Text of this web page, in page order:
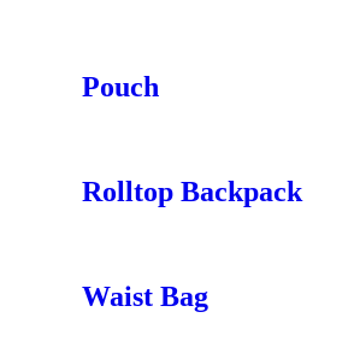
Pouch
Rolltop Backpack
Waist Bag